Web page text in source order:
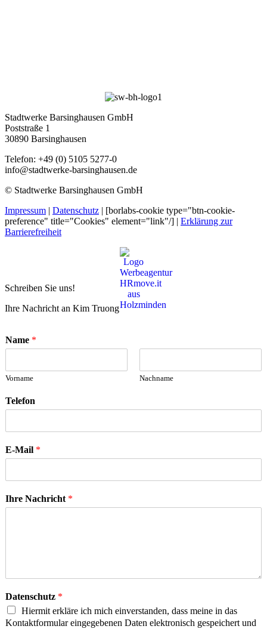
Stadtwerke Barsinghausen GmbH
Poststraße 1
30890 Barsinghausen
Telefon: +49 (0) 5105 5277-0
info@stadtwerke-barsinghausen.de
© Stadtwerke Barsinghausen GmbH
Impressum | Datenschutz | [borlabs-cookie type="btn-cookie-
preference" title="Cookies" element="link"/] | Erklärung zur
Barrierefreiheit
Schreiben Sie uns!
Ihre Nachricht an Kim Truong
Name *
Vorname Nachname
Telefon
E-Mail *
Ihre Nachricht *
Datenschutz *
Hiermit erkläre ich mich einverstanden, dass meine in das
Kontaktformular eingegebenen Daten elektronisch gespeichert und